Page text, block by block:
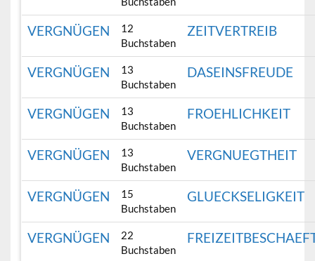
VERGNÜGEN
12
Buchstaben
ZEITVERTREIB
VERGNÜGEN
13
Buchstaben
DASEINSFREUDE
VERGNÜGEN
13
Buchstaben
FROEHLICHKEIT
VERGNÜGEN
13
Buchstaben
VERGNUEGTHEIT
VERGNÜGEN
15
Buchstaben
GLUECKSELIGKEIT
VERGNÜGEN
22
Buchstaben